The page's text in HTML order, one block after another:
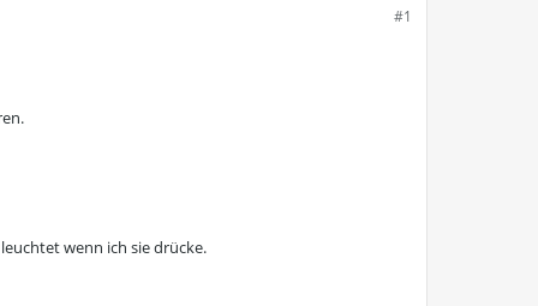
#1
wenn ich sie drücke.